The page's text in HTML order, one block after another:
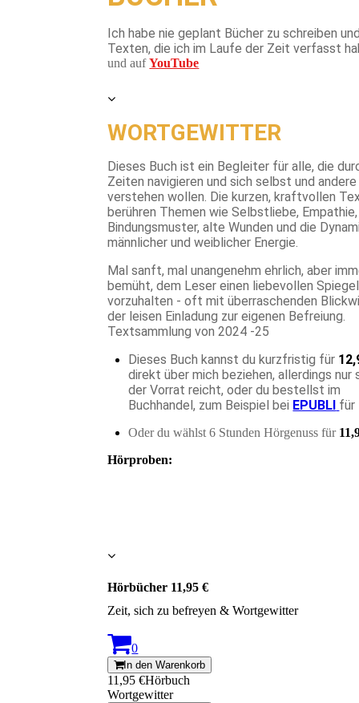
Ich habe nie geplant Bücher zu schreiben
Texten, die ich im Laufe der Zeit verfasst
und aufYouTube
WORTGEWITTER
Dieses Buch ist ein Begleiter für alle, die
Zeiten navigieren und sich selbst und
verstehen wollen. Die kurzen, kraftvollen
berühren Themen wie Selbstliebe, Empathie,
Bindungsmuster, alte Wunden und die
männlicher und weiblicher Energie
Mal sanft, mal unangenehm ehrlich, aber
bemüht, dem Leser einen liebevollen Spiegel
vorzuhalten - oft mit überraschenden
der leisen Einladung zur eigenen Befreiung.
Textsammlung von 2024 -25
Dieses Buch kannst du kurzfristig für
direkt über mich beziehen, allerdings nur
der Vorrat reicht, oder du bestellst im
Buchhandel, zum Beispiel bei EPUBLI für
Oder du wählst 6 Stunden Hörgenuss für
Hörproben:
Hörbücher 11,95 €
Zeit, sich zu befreyen & Wortgewitter
0
In den Warenkorb
11,95 €Hörbuch
Wortgewitter